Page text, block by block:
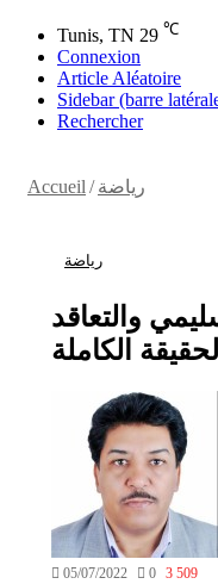
Tunis, TN 29 ℃
Connexion
Article Aléatoire
Sidebar (barre
Rechercher
Accueil / رياضة
رياضة
والتعاقد
الكاملة
05/07/2022
0 3 509